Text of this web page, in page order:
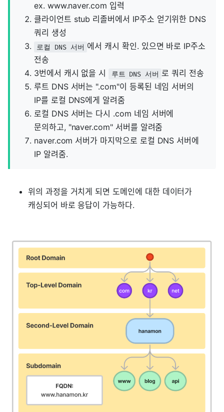
ex. www.naver.com 입력
클라이언트 stub 리졸버에서 IP주소 얻기위한 DNS
쿼리 생성
로컬 DNS 서버 에서 캐시 확인. 있으면 바로 IP주소
전송
3번에서 캐시 없을 시
루트 DNS 서버 로 쿼리 전송
루트 DNS 서버는 ".com"이 등록된 네임 서버의
IP를 로컬 DNS에게 알려줌
로컬 DNS 서버는 다시 .com 네임 서버에
문의하고, "naver.com" 서버를 알려줌
naver.com 서버가 마지막으로 로컬 DNS 서버에
IP 알려줌.
위의 과정을 거치게 되면 도메인에 대한 데이터가
캐싱되어 바로 응답이 가능하다.